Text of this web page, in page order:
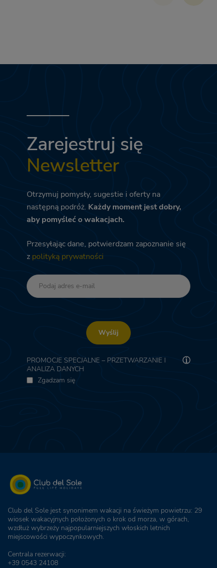
Zarejestruj się
Newsletter
Otrzymuj pomysły, sugestie i oferty na
następną podróż. Każdy moment jest dobry,
aby pomyśleć o wakacjach.
Przesyłając dane, potwierdzam zapoznanie się
z polityką prywatności
Wyślij
PROMOCJE SPECJALNE – PRZETWARZANIE I
ANALIZA DANYCH
Zgadzam się
Club del Sole jest synonimem wakacji na świeżym powietrzu: 29
wiosek wakacyjnych położonych o krok od morza, w górach,
wzdłuż wybrzeży najpopularniejszych włoskich letnich
miejscowości wypoczynkowych.
Centrala rezerwacji:
+39 0543 24108